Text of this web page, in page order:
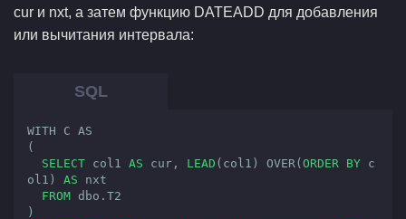
cur и nxt, а затем функцию DATEADD для добавления
или вычитания интервала:
WITH C AS
(
SELECT col1 AS cur, LEAD (col1) OVER( ORDER BY c
ol1) AS nxt
FROM dbo.T2